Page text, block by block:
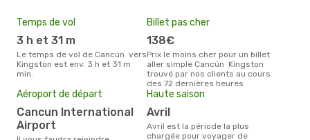
KIN- CUN
Temps de vol
3 h et 31 m
Le temps de vol de Cancún vers
Kingston est env. 3 h et 31 m
min.
Billet pas cher
138€
Prix le moins cher pour un billet
aller simple Cancún Kingston
trouvé par nos clients au cours
des 72 dernières heures
Aéroport de départ
Cancun International
Airport
Haute saison
avril
avril est la période la plus
chargée pour voyager de